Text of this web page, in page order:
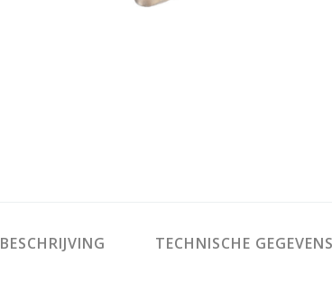
BESCHRIJVING TECHNISCHE GEGEVENS